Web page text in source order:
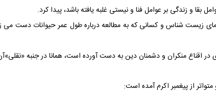
بقا و زندگی بر عوامل فنا و نیستی غلبه یافته باشد، پیدا کرد.
زیست ‏شناس و کسانی که به مطالعه درباره طول عمر حیوانات دست
در اقناع منکران و دشمنان دین به دست آورده است، همانا در جنبه‏
از پیغمبر اکرم آمده است: